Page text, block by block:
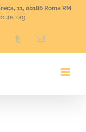
11, 00186 Roma RM
TumblrEmail